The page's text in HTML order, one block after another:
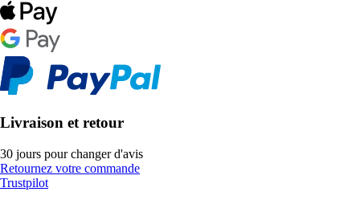
Livraison et retour
30 jours pour changer d'avis
Retournez votre commande
Trustpilot